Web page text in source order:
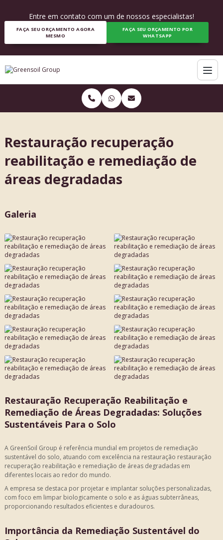
Entre em contato com um de nossos especialistas!
FAÇA SEU ORÇAMENTO AGORA
MESMO
FAÇA SEU ORÇAMENTO POR
WHATSAPP
Restauração recuperação
reabilitação e remediação de
áreas degradadas
Galeria
Restauração Recuperação Reabilitação e
Remediação de Áreas Degradadas: Soluções
Sustentáveis Para o Solo
A GreenSoil Group é referência mundial em projetos de remediação
sustentável do solo, atuando com excelência na restauração restauração
recuperação reabilitação e remediação de áreas degradadas em
diferentes locais ao redor do mundo.
A empresa se destaca por projetar e implantar soluções personalizadas,
com foco em limpar biologicamente o solo e as águas subterrâneas,
proporcionando resultados eficientes e duradouros.
Importância da Remediação Sustentável do